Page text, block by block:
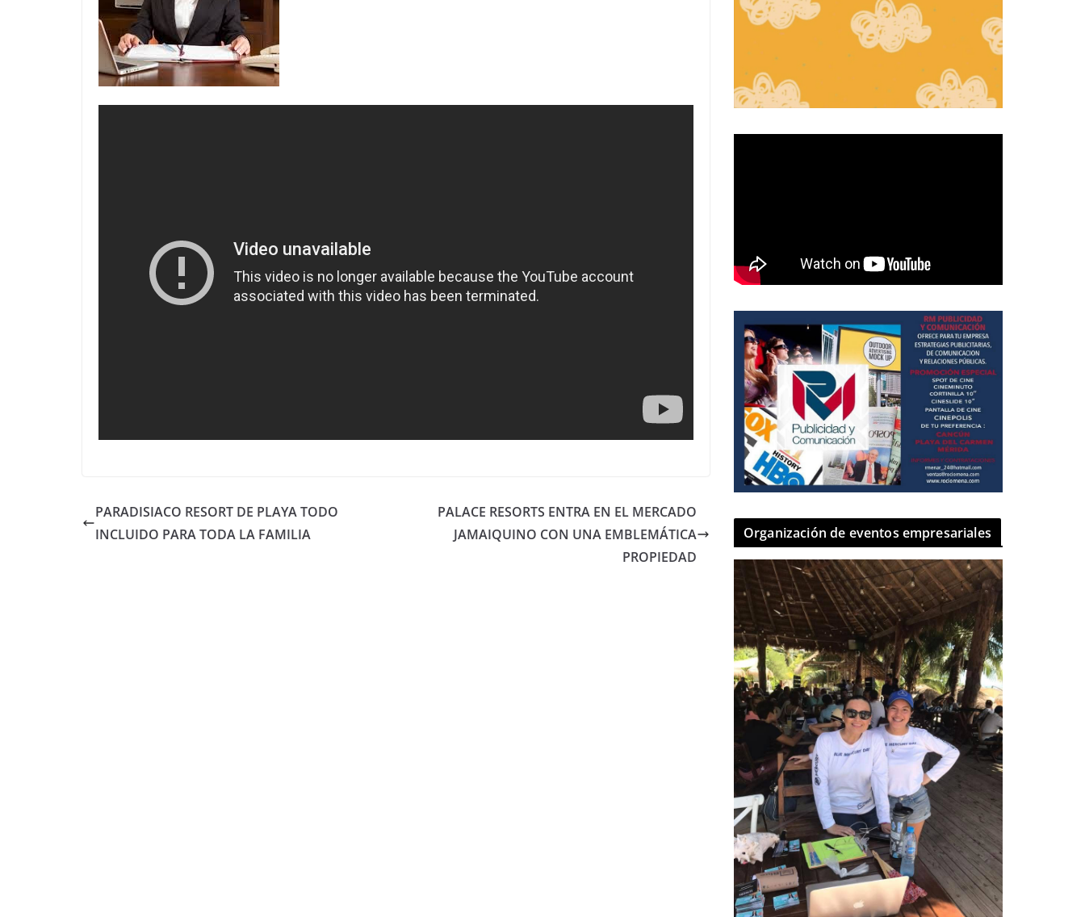
PARADISIACO RESORT DE PLAYA TODO
INCLUIDO PARA TODA LA FAMILIA
PALACE RESORTS ENTRA EN EL MERCADO
JAMAIQUINO CON UNA EMBLEMÁTICA
PROPIEDAD
Organización de eventos empresariales